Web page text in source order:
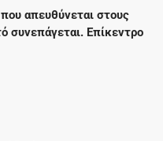
απευθύνεται στους
συνεπάγεται. Επίκεντρο